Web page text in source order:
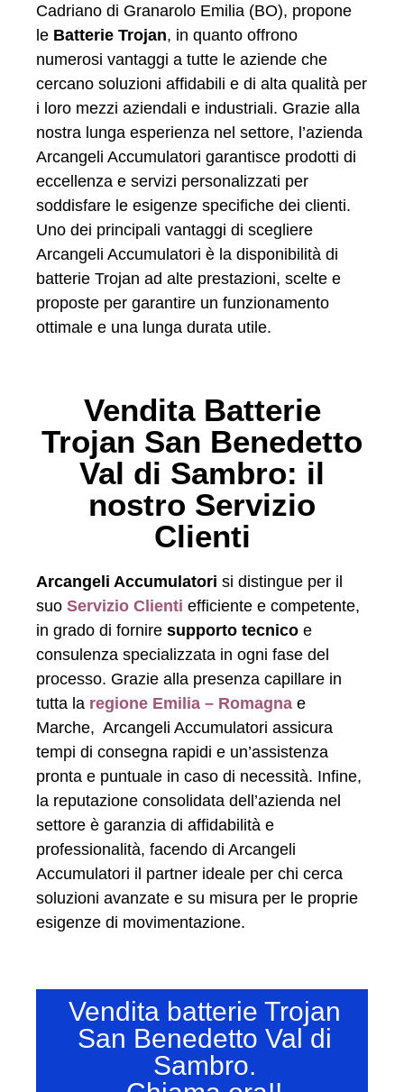
Cadriano di Granarolo Emilia (BO), propone
le Batterie Trojan, in quanto offrono
numerosi vantaggi a tutte le aziende che
cercano soluzioni affidabili e di alta qualità per
i loro mezzi aziendali e industriali. Grazie alla
nostra lunga esperienza nel settore, l’azienda
Arcangeli Accumulatori garantisce prodotti di
eccellenza e servizi personalizzati per
soddisfare le esigenze specifiche dei clienti.
Uno dei principali vantaggi di scegliere
Arcangeli Accumulatori è la disponibilità di
batterie Trojan ad alte prestazioni, scelte e
proposte per garantire un funzionamento
ottimale e una lunga durata utile.
Vendita Batterie
Trojan San Benedetto
Val di Sambro: il
nostro Servizio
Clienti
Arcangeli Accumulatori si distingue per il
suo Servizio Clienti efficiente e competente,
in grado di fornire supporto tecnico e
consulenza specializzata in ogni fase del
processo. Grazie alla presenza capillare in
tutta la regione Emilia – Romagna e
Marche, Arcangeli Accumulatori assicura
tempi di consegna rapidi e un’assistenza
pronta e puntuale in caso di necessità. Infine,
la reputazione consolidata dell’azienda nel
settore è garanzia di affidabilità e
professionalità, facendo di Arcangeli
Accumulatori il partner ideale per chi cerca
soluzioni avanzate e su misura per le proprie
esigenze di movimentazione.
Vendita batterie Trojan
San Benedetto Val di
Sambro.